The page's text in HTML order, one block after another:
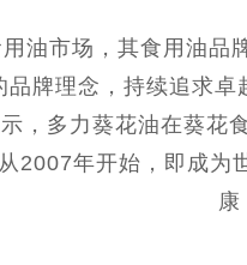
油市场，其食用油品
品牌理念，持续追求
，多力葵花油在葵花
2007年开始，即成
康